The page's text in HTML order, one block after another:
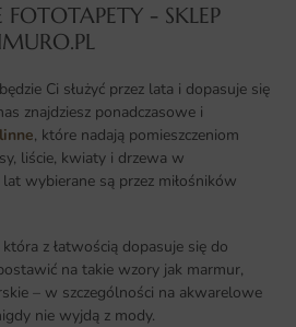
- SKLEP
Ci służyć przez lata i dopasuje się
znajdziesz ponadczasowe i
, które nadają pomieszczeniom
liście, kwiaty i drzewa w
wybierane są przez miłośników
z łatwością dopasuje się do
na takie wzory jak marmur,
– w szczególności na akwarelowe
nie wyjdą z mody.